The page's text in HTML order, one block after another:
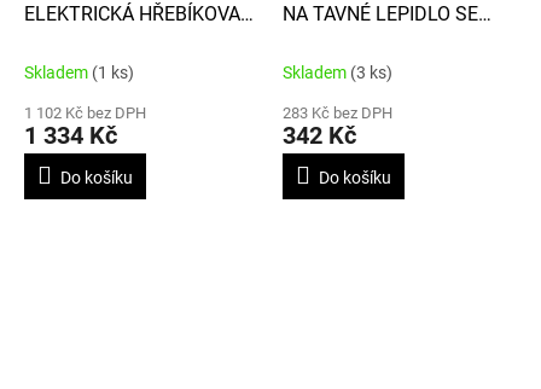
ELEKTRICKÁ HŘEBÍKOVACÍ
Skladem (1 ks)
1 102 Kč bez DPH
1 334 Kč
Do košíku
NA TAVNÉ LEPIDLO SE
Skladem (3 ks)
283 Kč bez DPH
342 Kč
Do košíku